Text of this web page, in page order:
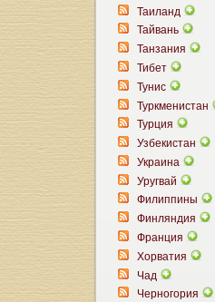
Таиланд
Тайвань
Танзания
Тибет
Тунис
Туркменистан
Турция
Узбекистан
Украина
Уругвай
Филиппины
Финляндия
Франция
Хорватия
Чад
Черногория